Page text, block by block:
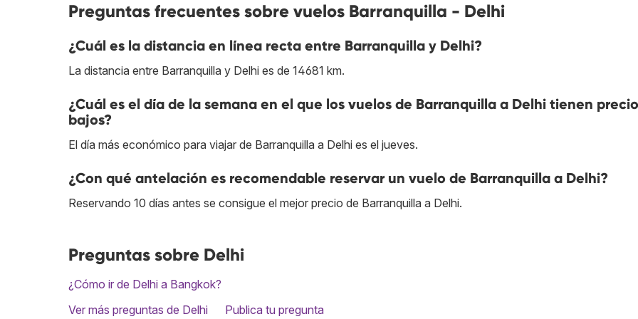
Preguntas frecuentes sobre vuelos Barranquilla - Delhi
¿Cuál es la distancia en línea recta entre Barranquilla y Delhi?
La distancia entre Barranquilla y Delhi es de 14681 km.
¿Cuál es el día de la semana en el que los vuelos de Barranquilla a Delhi tienen
bajos?
El día más económico para viajar de Barranquilla a Delhi es el jueves.
¿Con qué antelación es recomendable reservar un vuelo de Barranquilla a Delhi?
Reservando 10 días antes se consigue el mejor precio de Barranquilla a Delhi.
Preguntas sobre Delhi
¿Cómo ir de Delhi a Bangkok?
Ver más preguntas de Delhi
Publica tu pregunta